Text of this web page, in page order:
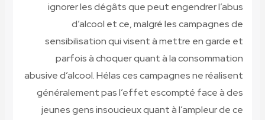
ignorer les dégâts que peut engendrer l’abus
d’alcool et ce, malgré les campagnes de
sensibilisation qui visent à mettre en garde et
parfois à choquer quant à la consommation
abusive d’alcool. Hélas ces campagnes ne réalisent
généralement pas l’effet escompté face à des
jeunes gens insoucieux quant à l’ampleur de ce